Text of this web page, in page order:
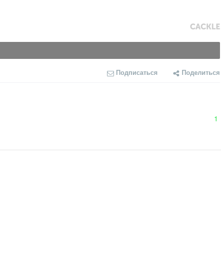
Подписаться Поделиться
1